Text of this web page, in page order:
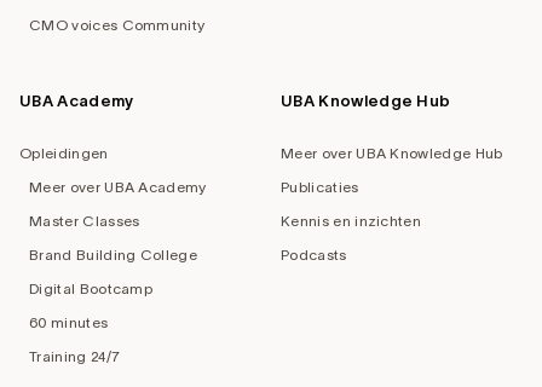
CMO voices Community
UBA Academy
Opleidingen
Meer over UBA Academy
Master Classes
Brand Building College
Digital Bootcamp
60 minutes
Training 24/7
UBA Knowledge Hub
Meer over UBA Knowledge Hub
Publicaties
Kennis en inzichten
Podcasts